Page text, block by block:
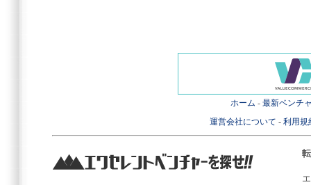
ホーム - 最新ベンチ
運営会社について - 利用規